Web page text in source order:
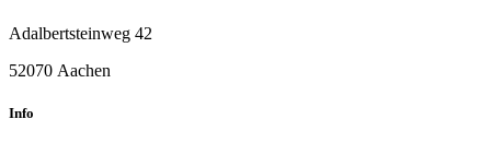
Adalbertsteinweg 42
52070 Aachen
Info